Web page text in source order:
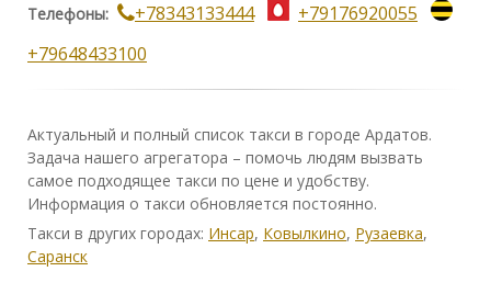
Телефоны: +78343133444
+79176920055
+79648433100
Актуальный и полный список такси в городе Ардатов.
Задача нашего агрегатора – помочь людям вызвать
самое подходящее такси по цене и удобству.
Информация о такси обновляется постоянно.
Такси в других городах: Инсар, Ковылкино, Рузаевка,
Саранск